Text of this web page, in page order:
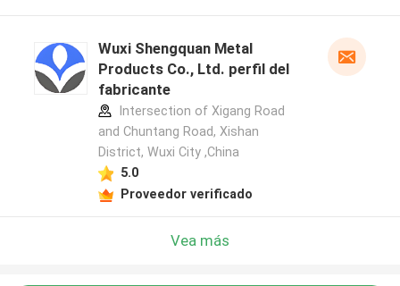
Wuxi Shengquan Metal
Products Co., Ltd. perfil del
fabricante
Intersection of Xigang Road
and Chuntang Road, Xishan
District, Wuxi City ,China
5.0
Proveedor verificado
Vea más